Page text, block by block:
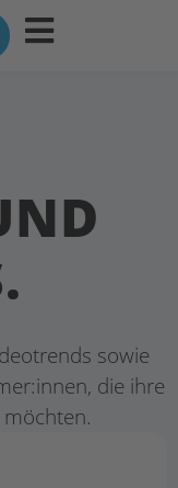
sowie
die ihre